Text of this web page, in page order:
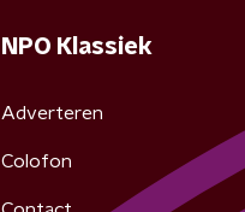
NPO Klassiek
Adverteren
Colofon